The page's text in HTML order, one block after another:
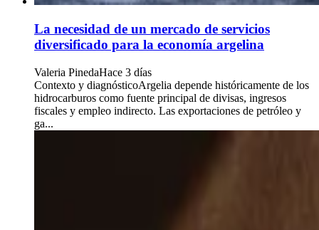
La necesidad de un mercado de servicios
diversificado para la economía argelina
Valeria PinedaHace 3 días
Contexto y diagnósticoArgelia depende históricamente de los
hidrocarburos como fuente principal de divisas, ingresos
fiscales y empleo indirecto. Las exportaciones de petróleo y
ga...